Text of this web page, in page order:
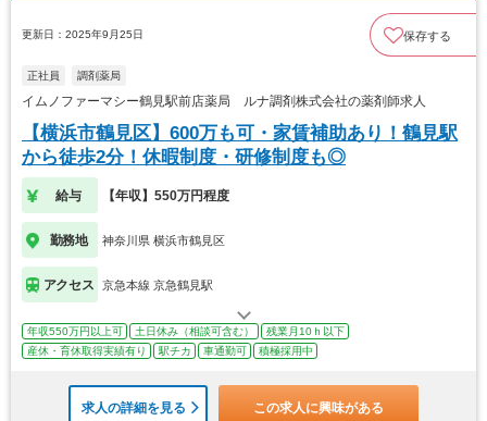
更新日：2025年9月25日 保存する
正社員 調剤薬局
イムノファーマシー鶴見駅前店薬局 ルナ調剤株式会社の薬剤師求人
【横浜市鶴見区】600万も可・家賃補助あり！鶴見駅
から徒歩2分！休暇制度・研修制度も◎
給与 【年収】550万円程度
勤務地 神奈川県 横浜市鶴見区
アクセス 京急本線 京急鶴見駅
年収550万円以上可 土日休み（相談可含む）
残業月10ｈ以下
産休・育休取得実績有り
駅チカ 車通勤可 積極採用中
求人の詳細を見る この求人に興味がある